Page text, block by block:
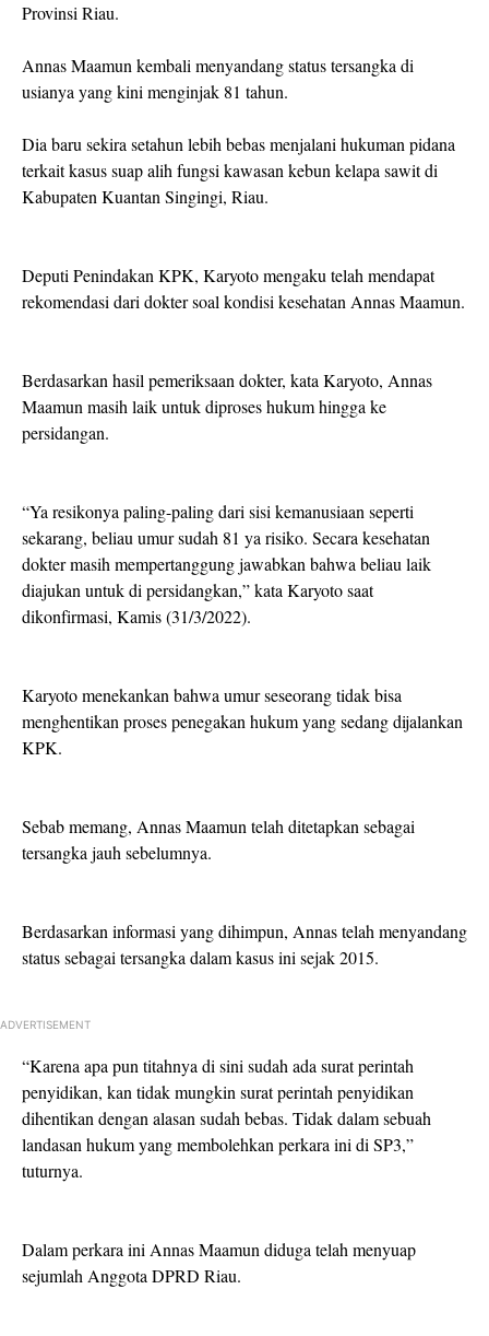
Provinsi Riau.
Annas Maamun kembali menyandang status tersangka di
usianya yang kini menginjak 81 tahun.
Dia baru sekira setahun lebih bebas menjalani hukuman pidana
terkait kasus suap alih fungsi kawasan kebun kelapa sawit di
Kabupaten Kuantan Singingi, Riau.
Deputi Penindakan KPK, Karyoto mengaku telah mendapat
rekomendasi dari dokter soal kondisi kesehatan Annas Maamun.
Berdasarkan hasil pemeriksaan dokter, kata Karyoto, Annas
Maamun masih laik untuk diproses hukum hingga ke
persidangan.
“Ya resikonya paling-paling dari sisi kemanusiaan seperti
sekarang, beliau umur sudah 81 ya risiko. Secara kesehatan
dokter masih mempertanggung jawabkan bahwa beliau laik
diajukan untuk di persidangkan,” kata Karyoto saat
dikonfirmasi, Kamis (31/3/2022).
Karyoto menekankan bahwa umur seseorang tidak bisa
menghentikan proses penegakan hukum yang sedang dijalankan
KPK.
Sebab memang, Annas Maamun telah ditetapkan sebagai
tersangka jauh sebelumnya.
Berdasarkan informasi yang dihimpun, Annas telah menyandang
status sebagai tersangka dalam kasus ini sejak 2015.
ADVERTISEMENT
“Karena apa pun titahnya di sini sudah ada surat perintah
penyidikan, kan tidak mungkin surat perintah penyidikan
dihentikan dengan alasan sudah bebas. Tidak dalam sebuah
landasan hukum yang membolehkan perkara ini di SP3,”
tuturnya.
Dalam perkara ini Annas Maamun diduga telah menyuap
sejumlah Anggota DPRD Riau.